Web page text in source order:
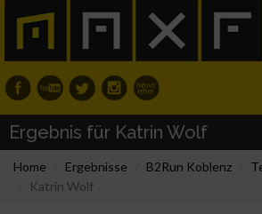
Ergebnis für Katrin Wolf
Home Ergebnisse B2Run Koblenz
Katrin Wolf